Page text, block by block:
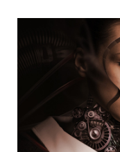
더위가 우리에게 주는 과제